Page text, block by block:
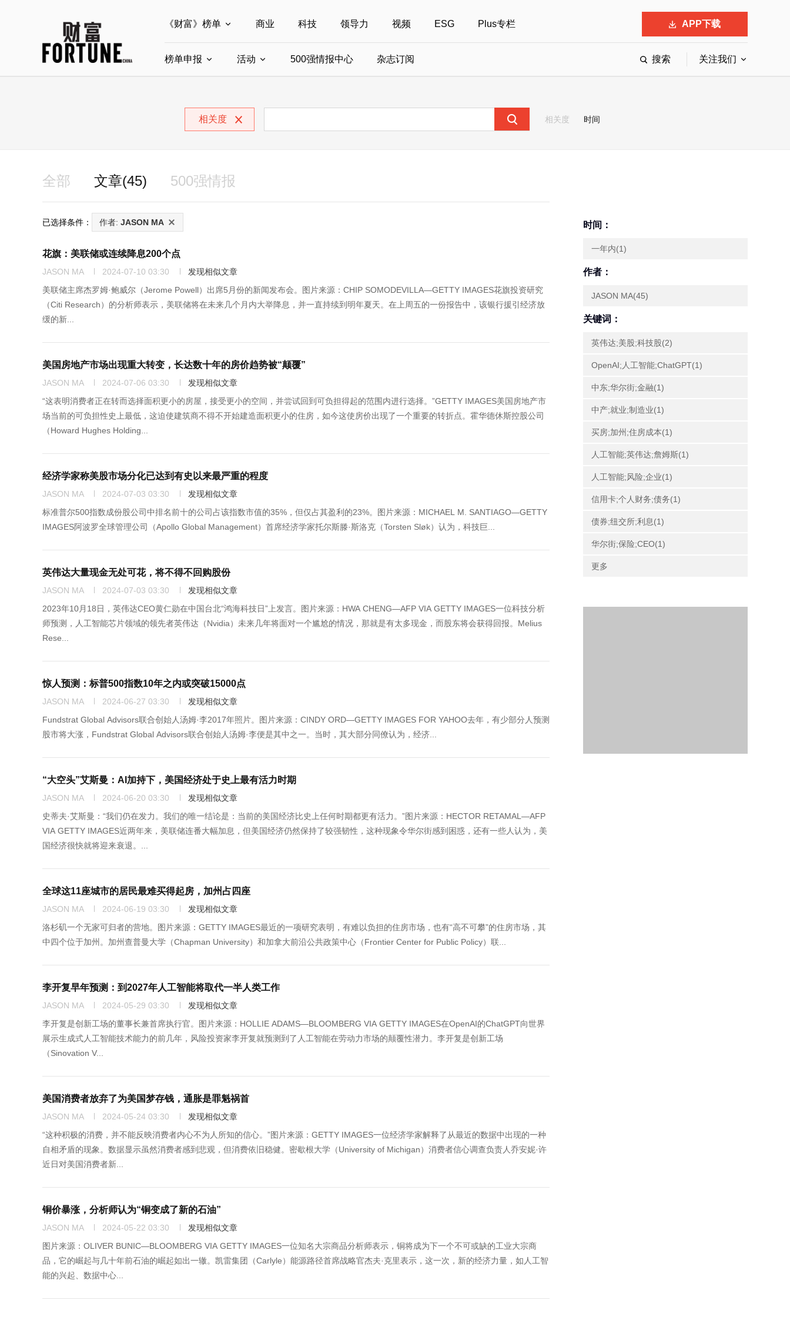
《财富》榜单
全部榜单
中国最具影响力商界女性
商业 科技 领导力 视频 ESG Plus专栏 APP下载
榜单申报
中国ESG影响力榜申报 中国最具社会影响力的创业公司申报
活动
财富40U40创想会
500强情报中心 杂志订阅 搜索 关注我们
相关度 相关度 时间
全部 文章(45) 500强情报
已选择条件： 作者: JASON MA
花旗：美联储或连续降息200个点
JASON MA 2024-07-10 03:30
发现相似文章
美联储主席杰罗姆·鲍威尔（Jerome Powell）出席5月份的新闻发布会。图片来源：CHIP SOMODEVILLA—GETTY IMAGES花旗投资研究
（Citi Research）的分析师表示，美联储将在未来几个月内大举降息，并一直持续到明年夏天。在上周五的一份报告中，该银行援引经济放
缓的新...
美国房地产市场出现重大转变，长达数十年的房价趋势被“颠覆”
JASON MA 2024-07-06 03:30
发现相似文章
“这表明消费者正在转而选择面积更小的房屋，接受更小的空间，并尝试回到可负担得起的范围内进行选择。”GETTY IMAGES美国房地产市
场当前的可负担性史上最低，这迫使建筑商不得不开始建造面积更小的住房，如今这使房价出现了一个重要的转折点。霍华德休斯控股公司
（Howard Hughes Holding...
经济学家称美股市场分化已达到有史以来最严重的程度
JASON MA 2024-07-03 03:30
发现相似文章
标准普尔500指数成份股公司中排名前十的公司占该指数市值的35%，但仅占其盈利的23%。图片来源：MICHAEL M. SANTIAGO—GETTY
IMAGES阿波罗全球管理公司（Apollo Global Management）首席经济学家托尔斯滕·斯洛克（Torsten Sløk）认为，科技巨...
英伟达大量现金无处可花，将不得不回购股份
JASON MA 2024-07-03 03:30
发现相似文章
2023年10月18日，英伟达CEO黄仁勋在中国台北“鸿海科技日”上发言。图片来源：HWA CHENG—AFP VIA GETTY IMAGES一位科技分析
师预测，人工智能芯片领域的领先者英伟达（Nvidia）未来几年将面对一个尴尬的情况，那就是有太多现金，而股东将会获得回报。Melius
Rese...
惊人预测：标普500指数10年之内或突破15000点
JASON MA 2024-06-27 03:30
发现相似文章
Fundstrat Global Advisors联合创始人汤姆·李2017年照片。图片来源：CINDY ORD—GETTY IMAGES FOR YAHOO去年，有少部分人预测
股市将大涨，Fundstrat Global Advisors联合创始人汤姆·李便是其中之一。当时，其大部分同僚认为，经济...
“大空头”艾斯曼：AI加持下，美国经济处于史上最有活力时期
JASON MA 2024-06-20 03:30
发现相似文章
史蒂夫·艾斯曼：“我们仍在发力。我们的唯一结论是：当前的美国经济比史上任何时期都更有活力。”图片来源：HECTOR RETAMAL—AFP
VIA GETTY IMAGES近两年来，美联储连番大幅加息，但美国经济仍然保持了较强韧性，这种现象令华尔街感到困惑，还有一些人认为，美
国经济很快就将迎来衰退。...
全球这11座城市的居民最难买得起房，加州占四座
JASON MA 2024-06-19 03:30
发现相似文章
洛杉矶一个无家可归者的营地。图片来源：GETTY IMAGES最近的一项研究表明，有难以负担的住房市场，也有“高不可攀”的住房市场，其
中四个位于加州。加州查普曼大学（Chapman University）和加拿大前沿公共政策中心（Frontier Center for Public Policy）联...
李开复早年预测：到2027年人工智能将取代一半人类工作
JASON MA 2024-05-29 03:30
发现相似文章
李开复是创新工场的董事长兼首席执行官。图片来源：HOLLIE ADAMS—BLOOMBERG VIA GETTY IMAGES在OpenAI的ChatGPT向世界
展示生成式人工智能技术能力的前几年，风险投资家李开复就预测到了人工智能在劳动力市场的颠覆性潜力。李开复是创新工场
（Sinovation V...
美国消费者放弃了为美国梦存钱，通胀是罪魁祸首
JASON MA 2024-05-24 03:30
发现相似文章
“这种积极的消费，并不能反映消费者内心不为人所知的信心。”图片来源：GETTY IMAGES一位经济学家解释了从最近的数据中出现的一种
自相矛盾的现象。数据显示虽然消费者感到悲观，但消费依旧稳健。密歇根大学（University of Michigan）消费者信心调查负责人乔安妮·许
近日对美国消费者新...
铜价暴涨，分析师认为“铜变成了新的石油”
JASON MA 2024-05-22 03:30
发现相似文章
图片来源：OLIVER BUNIC—BLOOMBERG VIA GETTY IMAGES一位知名大宗商品分析师表示，铜将成为下一个不可或缺的工业大宗商
品，它的崛起与几十年前石油的崛起如出一辙。凯雷集团（Carlyle）能源路径首席战略官杰夫·克里表示，这一次，新的经济力量，如人工智
能的兴起、数据中心...
时间：
一年内(1)
作者：
JASON MA(45)
关键词：
英伟达;美股;科技股(2)
OpenAI;人工智能;ChatGPT(1)
中东;华尔街;金融(1)
中产;就业;制造业(1)
买房;加州;住房成本(1)
人工智能;英伟达;詹姆斯(1)
人工智能;风险;企业(1)
信用卡;个人财务;债务(1)
债券;纽交所;利息(1)
华尔街;保险;CEO(1)
更多